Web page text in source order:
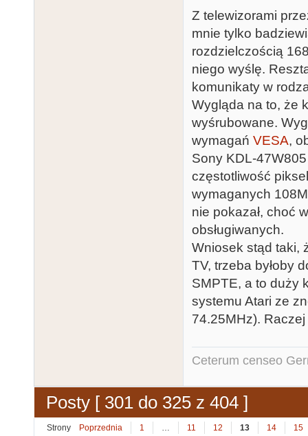
Z telewizorami
mnie tylko
rozdzielczością
niego wyślę.
komunikaty w
Wygląda na to, że
wyśrubowane.
wymagań VESA,
Sony KDL-
częstotliwość
wymaganych
nie pokazał, choć
obsługiwanych.
Wniosek stąd taki,
TV, trzeba byłoby
SMPTE, a to duży
systemu Atari ze
74.25MHz).
Ceterum censeo
Posty [ 301 do 325 z 404 ]
Strony Poprzednia 1 11 12 13 14 15